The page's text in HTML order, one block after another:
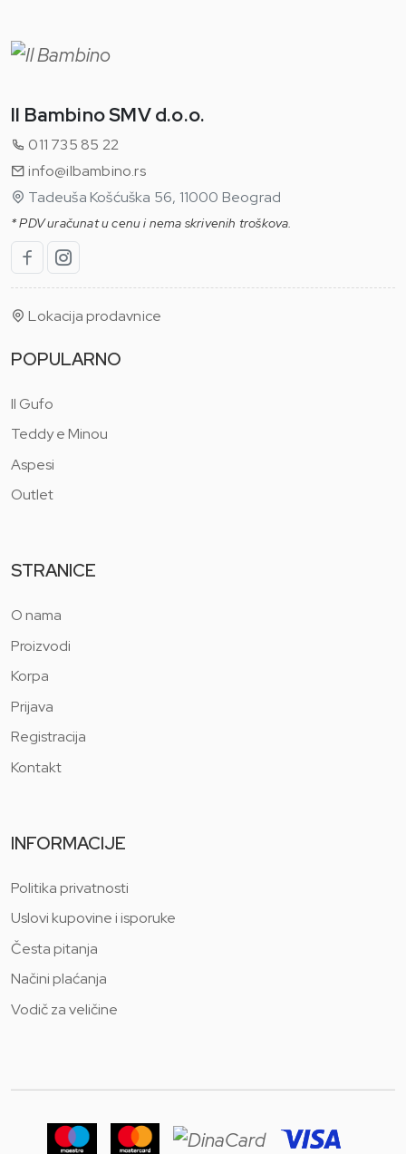
Il Bambino SMV d.o.o.
011 735 85 22
info@ilbambino.rs
Tadeuša Košćuška 56, 11000 Beograd
* PDV uračunat u cenu i nema skrivenih troškova.
Lokacija prodavnice
POPULARNO
Il Gufo
Teddy e Minou
Aspesi
Outlet
STRANICE
O nama
Proizvodi
Korpa
Prijava
Registracija
Kontakt
INFORMACIJE
Politika privatnosti
Uslovi kupovine i isporuke
Česta pitanja
Načini plaćanja
Vodič za veličine